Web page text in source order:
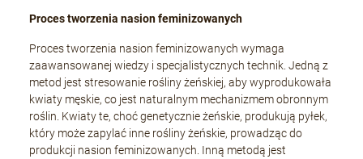
Proces tworzenia nasion feminizowanych
Proces tworzenia nasion feminizowanych wymaga
zaawansowanej wiedzy i specjalistycznych technik. Jedną z
metod jest stresowanie rośliny żeńskiej, aby wyprodukowała
kwiaty męskie, co jest naturalnym mechanizmem obronnym
roślin. Kwiaty te, choć genetycznie żeńskie, produkują pyłek,
który może zapylać inne rośliny żeńskie, prowadząc do
produkcji nasion feminizowanych. Inną metodą jest